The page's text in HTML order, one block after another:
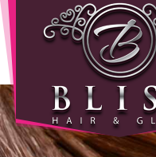
Wie